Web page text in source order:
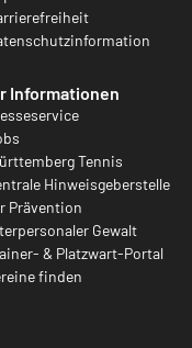
Informationen
Tennis
Hinweisgeberstelle
Prävention
Gewalt
& Platzwart-Portal
finden